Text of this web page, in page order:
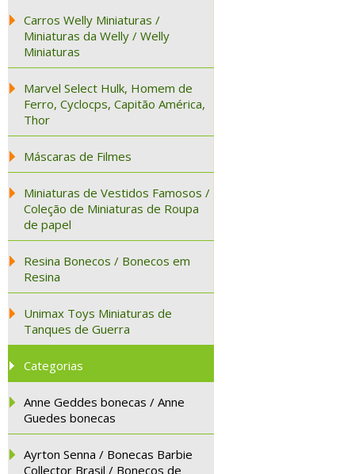
Carros Welly Miniaturas /
Miniaturas da Welly / Welly
Miniaturas
Marvel Select Hulk, Homem de
Ferro, Cyclocps, Capitão América,
Thor
Máscaras de Filmes
Miniaturas de Vestidos Famosos /
Coleção de Miniaturas de Roupa
de papel
Resina Bonecos / Bonecos em
Resina
Unimax Toys Miniaturas de
Tanques de Guerra
Categorias
Anne Geddes bonecas / Anne
Guedes bonecas
Ayrton Senna / Bonecas Barbie
Collector Brasil / Bonecos de